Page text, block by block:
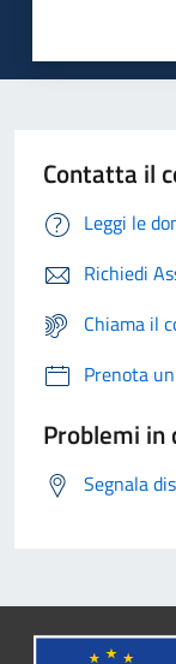
Contatta il
Leggi le
Richiedi
Chiama il
Prenota
Problemi in
Segnala